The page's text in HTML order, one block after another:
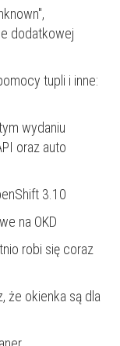
dodatkowej
tupli i inne:
tym wydaniu
oraz auto
3.10
na OKD
robi się coraz
że okienka są dla